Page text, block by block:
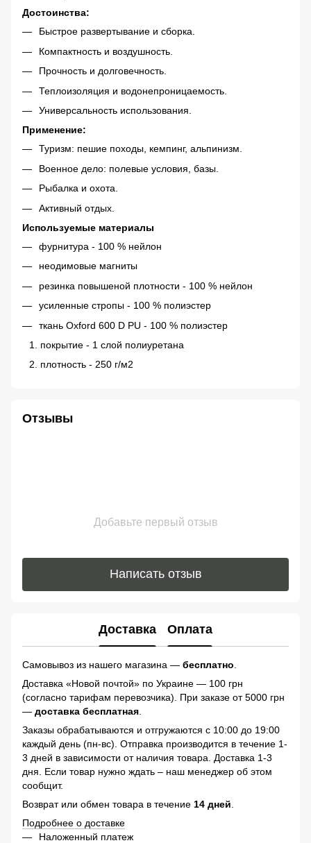
Достоинства:
Быстрое развертывание и сборка.
Компактность и воздушность.
Прочность и долговечность.
Теплоизоляция и водонепроницаемость.
Универсальность использования.
Применение:
Туризм: пешие походы, кемпинг, альпинизм.
Военное дело: полевые условия, базы.
Рыбалка и охота.
Активный отдых.
Используемые материалы
фурнитура - 100 % нейлон
неодимовые магниты
резинка повышеной плотности - 100 % нейлон
усиленные стропы - 100 % полиэстер
ткань Oxford 600 D PU - 100 % полиэстер
покрытие - 1 слой полиуретана
плотность - 250 г/м2
Отзывы
Добавьте первый отзыв
Написать отзыв
Доставка Оплата
Самовывоз из нашего магазина — бесплатно
Доставка «Новой почтой» по Украине — 100 грн
(согласно тарифам перевозчика). При заказе от 5000 грн
— доставка бесплатная
Заказы обрабатываются и отгружаются с 10:00 до 19:00
каждый день (пн-вс). Отправка производится в течение 1-
3 дней в зависимости от наличия товара. Доставка 1-3
дня. Если товар нужно ждать – наш менеджер об этом
сообщит.
Возврат или обмен товара в течение 14 дней
Подробнее о доставке
Наложенный платеж